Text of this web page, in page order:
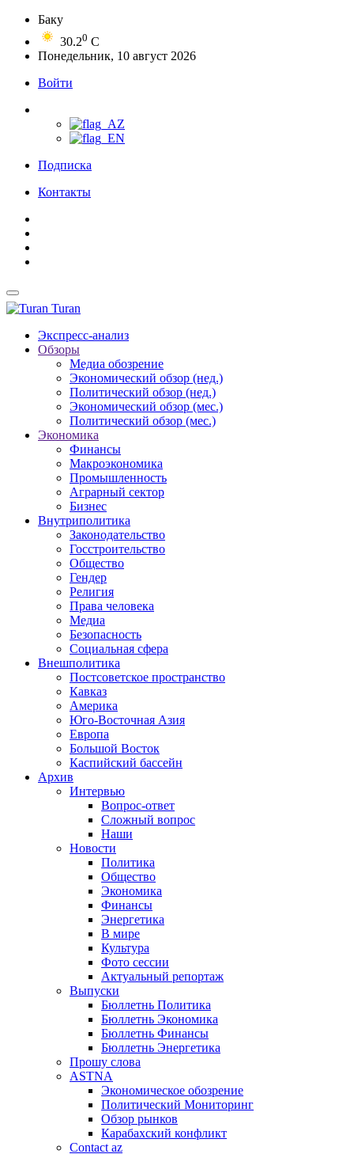
Баку
30.20 C
Понедельник, 10 август 2026
Войти
Подписка
Контакты
Turan
Экспресс-анализ
Обзоры
Медиа обозрение
Экономический обзор (нед.)
Политический обзор (нед.)
Экономический обзор (мес.)
Политический обзор (мес.)
Экономика
Финансы
Макроэкономика
Промышленность
Аграрный сектор
Бизнес
Внутриполитика
Законодательство
Госстроительство
Общество
Гендер
Религия
Права человека
Медиа
Безопасность
Социальная сфера
Внешполитика
Постсоветское пространство
Кавказ
Америка
Юго-Восточная Азия
Европа
Большой Восток
Каспийский бассейн
Архив
Интервью
Вопрос-ответ
Сложный вопрос
Наши
Новости
Политика
Общество
Экономика
Финансы
Энергетика
В мире
Культура
Фото сессии
Актуальный репортаж
Выпуски
Бюллетнь Политика
Бюллетнь Экономика
Бюллетнь Финансы
Бюллетнь Энергетика
Прошу слова
ASTNA
Экономическое обозрение
Политический Мониторинг
Обзор рынков
Карабахский конфликт
Contact az